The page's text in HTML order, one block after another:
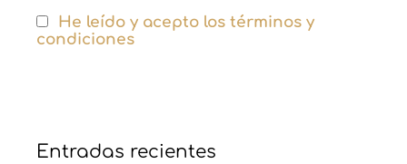
He leído y acepto los términos y
condiciones
Entradas recientes